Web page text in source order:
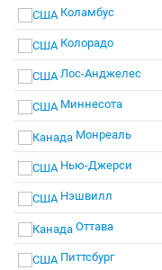
Коламбус
Колорадо
Лос-Анджелес
Миннесота
Монреаль
Нью-Джерси
Нэшвилл
Оттава
Питтсбург